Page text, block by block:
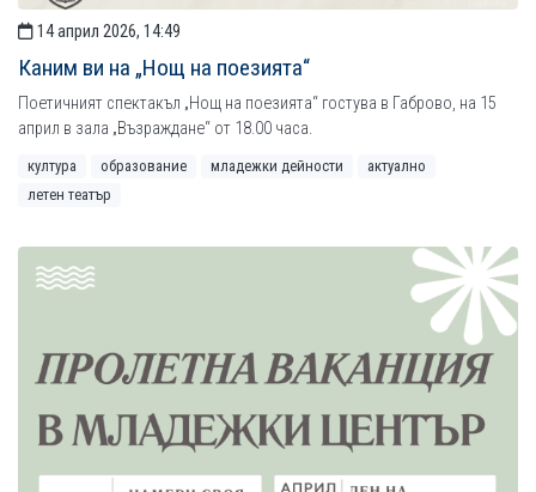
14 април 2026, 14:49
Каним ви на „Нощ на поезията“
Поетичният спектакъл „Нощ на поезията“ гостува в Габрово, на 15
април в зала „Възраждане“ от 18.00 часа.
култура образование младежки дейности
актуално
летен театър